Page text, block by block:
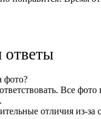
фото?
Все
отличия из-за